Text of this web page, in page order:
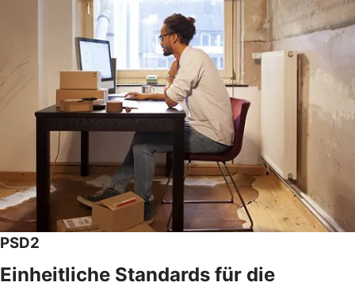
PSD2
Einheitliche Standards für die